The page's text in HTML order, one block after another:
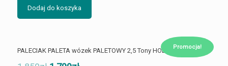
Dodaj do koszyka
Promocja!
PALECIAK PALETA wózek PALETOWY 2,5 Tony HOLZMANN